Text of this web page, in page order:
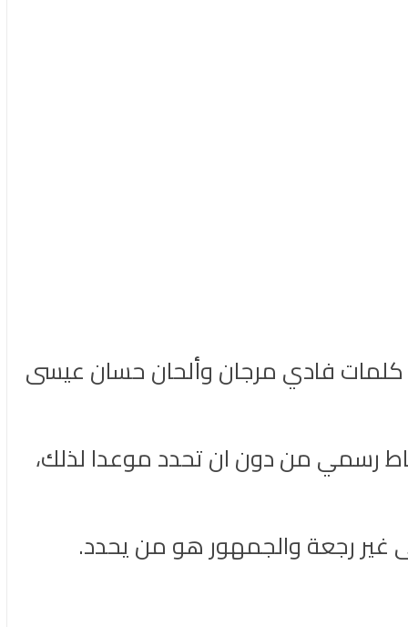
كلمات فادي مرجان وألحان حسان عيسى
رسمي من دون ان تحدد موعدا لذلك،
غير رجعة والجمهور هو من يحدد.